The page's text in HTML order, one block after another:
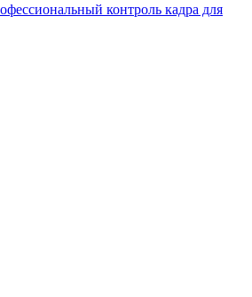
контроль кадра для